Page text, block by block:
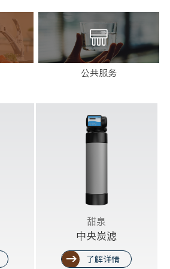
公共服务
甜泉
中央炭滤
了解详情